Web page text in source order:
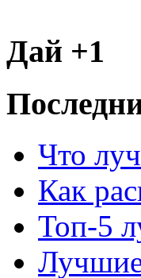
Дай +1
Что
Как
Топ-5
Лучшие